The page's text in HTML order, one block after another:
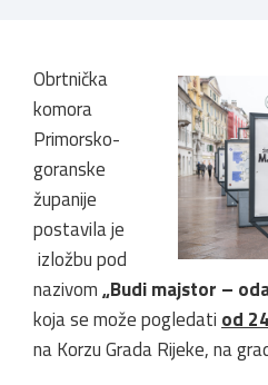
Obrtnička
komora
Primorsko-
goranske
županije
postavila je
izložbu pod
nazivom„Budi majstor –
koja se može pogledati od
na Korzu Grada Rijeke, na